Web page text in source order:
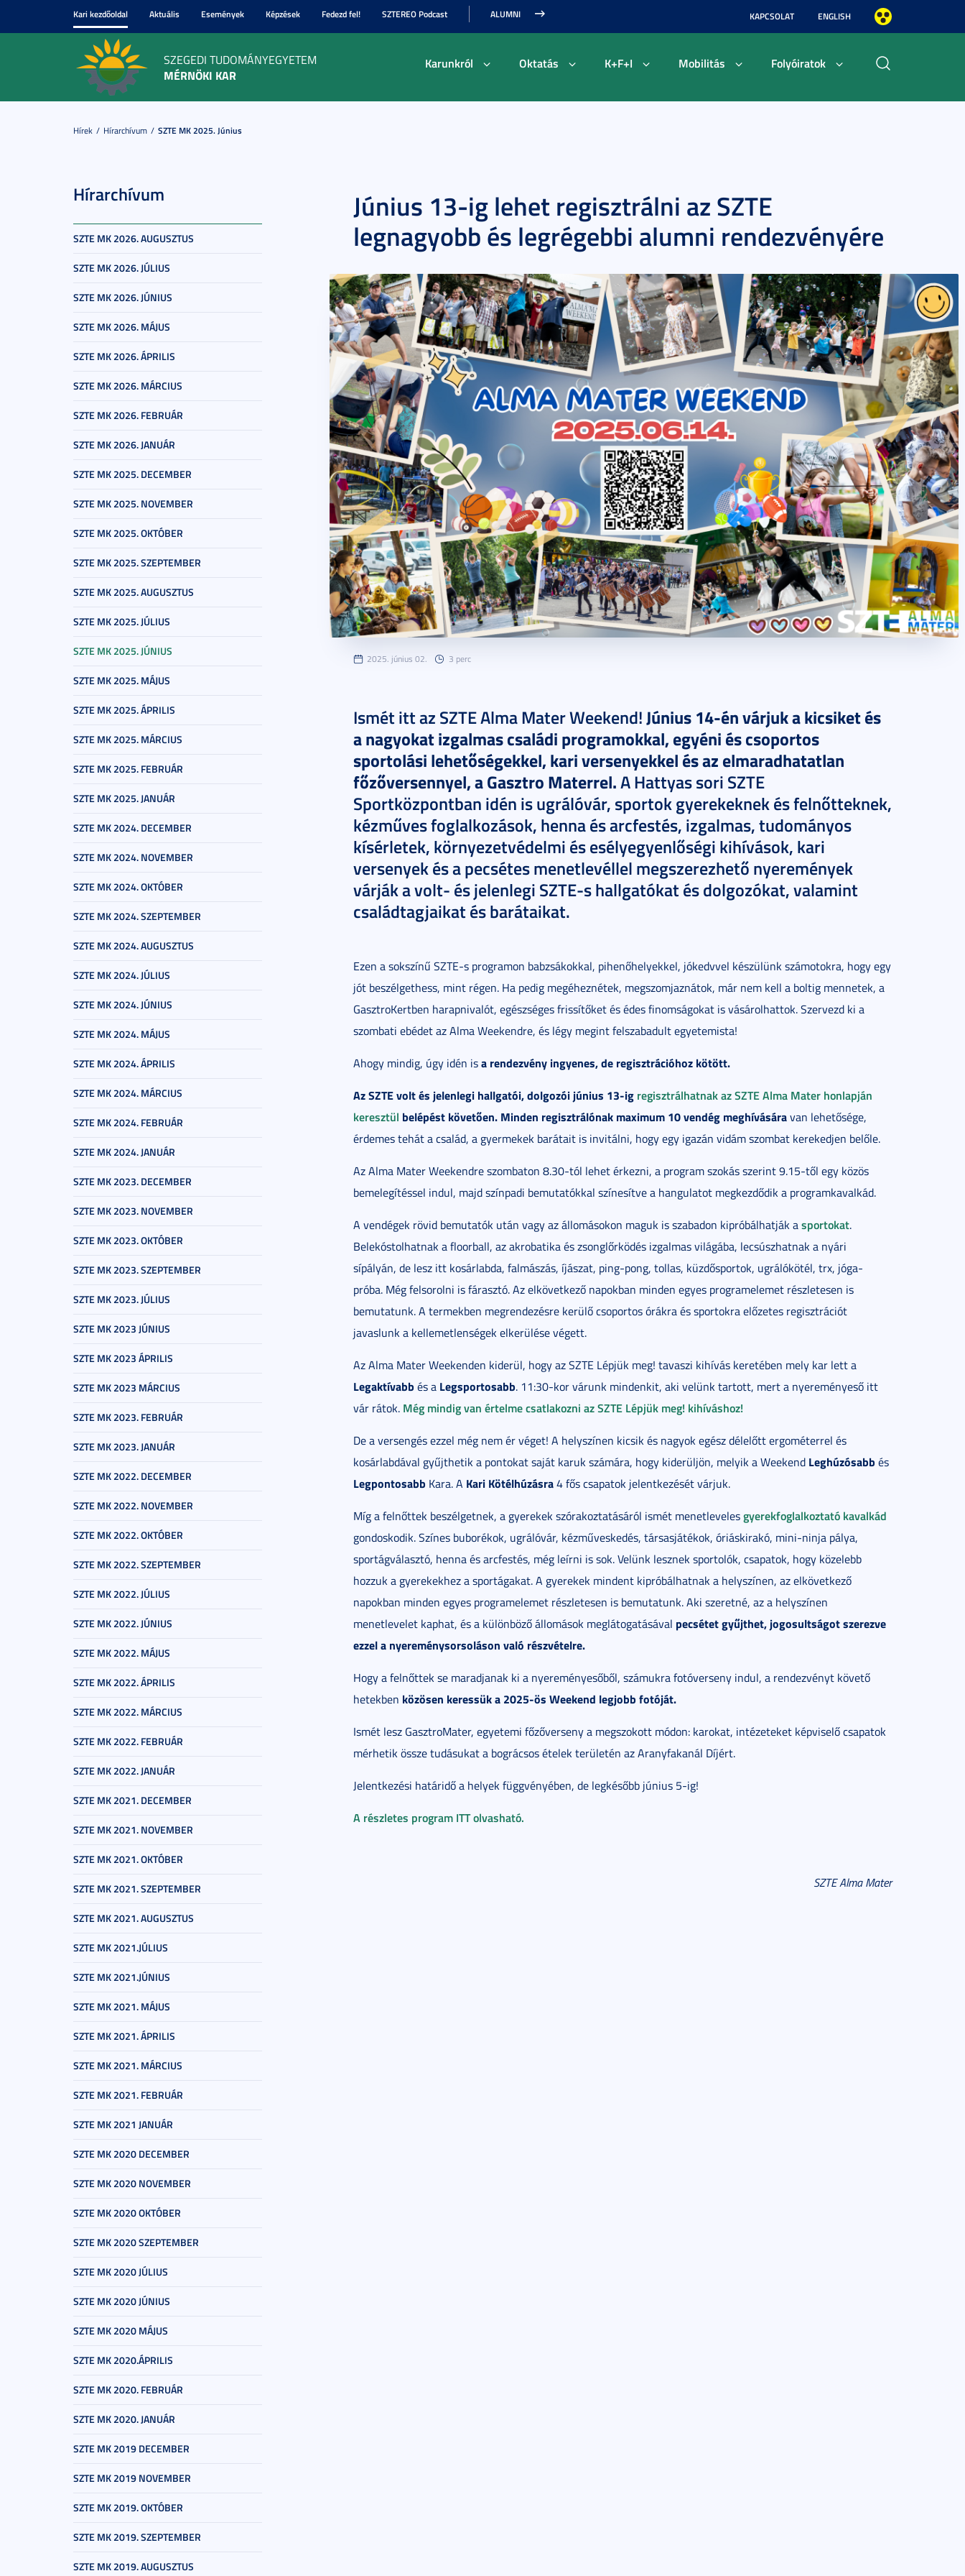
Kari kezdőoldal Aktuális Események Képzések Fedezd fel! SZTEREO Podcast ALUMNI KAPCSOLAT ENGLISH
SZEGEDI TUDOMÁNYEGYETEM
MÉRNÖKI KAR
Karunkról Oktatás K+F+I Mobilitás Folyóiratok
Hírek Hírarchívum SZTE MK 2025. Június
Hírarchívum
SZTE MK 2026. AUGUSZTUS
SZTE MK 2026. JÚLIUS
SZTE MK 2026. JÚNIUS
SZTE MK 2026. MÁJUS
SZTE MK 2026. ÁPRILIS
SZTE MK 2026. MÁRCIUS
SZTE MK 2026. FEBRUÁR
SZTE MK 2026. JANUÁR
SZTE MK 2025. DECEMBER
SZTE MK 2025. NOVEMBER
SZTE MK 2025. OKTÓBER
SZTE MK 2025. SZEPTEMBER
SZTE MK 2025. AUGUSZTUS
SZTE MK 2025. JÚLIUS
SZTE MK 2025. JÚNIUS
SZTE MK 2025. MÁJUS
SZTE MK 2025. ÁPRILIS
SZTE MK 2025. MÁRCIUS
SZTE MK 2025. FEBRUÁR
SZTE MK 2025. JANUÁR
SZTE MK 2024. DECEMBER
SZTE MK 2024. NOVEMBER
SZTE MK 2024. OKTÓBER
SZTE MK 2024. SZEPTEMBER
SZTE MK 2024. AUGUSZTUS
SZTE MK 2024. JÚLIUS
SZTE MK 2024. JÚNIUS
SZTE MK 2024. MÁJUS
SZTE MK 2024. ÁPRILIS
SZTE MK 2024. MÁRCIUS
SZTE MK 2024. FEBRUÁR
SZTE MK 2024. JANUÁR
SZTE MK 2023. DECEMBER
SZTE MK 2023. NOVEMBER
SZTE MK 2023. OKTÓBER
SZTE MK 2023. SZEPTEMBER
SZTE MK 2023. JÚLIUS
SZTE MK 2023 JÚNIUS
SZTE MK 2023 ÁPRILIS
SZTE MK 2023 MÁRCIUS
SZTE MK 2023. FEBRUÁR
SZTE MK 2023. JANUÁR
SZTE MK 2022. DECEMBER
SZTE MK 2022. NOVEMBER
SZTE MK 2022. OKTÓBER
SZTE MK 2022. SZEPTEMBER
SZTE MK 2022. JÚLIUS
SZTE MK 2022. JÚNIUS
SZTE MK 2022. MÁJUS
SZTE MK 2022. ÁPRILIS
SZTE MK 2022. MÁRCIUS
SZTE MK 2022. FEBRUÁR
SZTE MK 2022. JANUÁR
SZTE MK 2021. DECEMBER
SZTE MK 2021. NOVEMBER
SZTE MK 2021. OKTÓBER
SZTE MK 2021. SZEPTEMBER
SZTE MK 2021. AUGUSZTUS
SZTE MK 2021.JÚLIUS
SZTE MK 2021.JÚNIUS
SZTE MK 2021. MÁJUS
SZTE MK 2021. ÁPRILIS
SZTE MK 2021. MÁRCIUS
SZTE MK 2021. FEBRUÁR
SZTE MK 2021 JANUÁR
SZTE MK 2020 DECEMBER
SZTE MK 2020 NOVEMBER
SZTE MK 2020 OKTÓBER
SZTE MK 2020 SZEPTEMBER
SZTE MK 2020 JÚLIUS
SZTE MK 2020 JÚNIUS
SZTE MK 2020 MÁJUS
SZTE MK 2020.ÁPRILIS
SZTE MK 2020. FEBRUÁR
SZTE MK 2020. JANUÁR
SZTE MK 2019 DECEMBER
SZTE MK 2019 NOVEMBER
SZTE MK 2019. OKTÓBER
SZTE MK 2019. SZEPTEMBER
SZTE MK 2019. AUGUSZTUS
Június 13-ig lehet regisztrálni az SZTE
legnagyobb és legrégebbi alumni rendezvényére
2025. június 02. 3 perc
Ismét itt az SZTE Alma Mater Weekend!Június 14-én várjuk a kicsiket és
a nagyokat izgalmas családi programokkal, egyéni és csoportos
sportolási lehetőségekkel, kari versenyekkel és az elmaradhatatlan
főzőversennyel, a Gasztro Materrel.A Hattyas sori SZTE
Sportközpontban idén is ugrálóvár, sportok gyerekeknek és felnőtteknek,
kézműves foglalkozások, henna és arcfestés, izgalmas, tudományos
kísérletek, környezetvédelmi és esélyegyenlőségi kihívások, kari
versenyek és a pecsétes menetlevéllel megszerezhető nyeremények
várják a volt- és jelenlegi SZTE-s hallgatókat és dolgozókat, valamint
családtagjaikat és barátaikat.
Ezen a sokszínű SZTE-s programon babzsákokkal, pihenőhelyekkel, jókedvvel készülünk számotokra, hogy egy
jót beszélgethess, mint régen. Ha pedig megéheznétek, megszomjaznátok, már nem kell a boltig mennetek, a
GasztroKertben harapnivalót, egészséges frissítőket és édes finomságokat is vásárolhattok. Szervezd ki a
szombati ebédet az Alma Weekendre, és légy megint felszabadult egyetemista!
Ahogy mindig, úgy idén isa rendezvény ingyenes, de regisztrációhoz kötött.
Az SZTE volt és jelenlegi hallgatói, dolgozói június 13-ig regisztrálhatnak az SZTE Alma Mater honlapján
keresztül belépést követően. Minden regisztrálónak maximum 10 vendég meghívásáravan lehetősége,
érdemes tehát a család, a gyermekek barátait is invitálni, hogy egy igazán vidám szombat kerekedjen belőle.
Az Alma Mater Weekendre szombaton 8.30-tól lehet érkezni, a program szokás szerint 9.15-től egy közös
bemelegítéssel indul, majd színpadi bemutatókkal színesítve a hangulatot megkezdődik a programkavalkád.
A vendégek rövid bemutatók után vagy az állomásokon maguk is szabadon kipróbálhatják asportokat.
Belekóstolhatnak a floorball, az akrobatika és zsonglőrködés izgalmas világába, lecsúszhatnak a nyári
sípályán, de lesz itt kosárlabda, falmászás, íjászat, ping-pong, tollas, küzdősportok, ugrálókötél, trx, jóga-
próba. Még felsorolni is fárasztó. Az elkövetkező napokban minden egyes programelemet részletesen is
bemutatunk. A termekben megrendezésre kerülő csoportos órákra és sportokra előzetes regisztrációt
javaslunk a kellemetlenségek elkerülése végett.
Az Alma Mater Weekenden kiderül, hogy az SZTE Lépjük meg! tavaszi kihívás keretében mely kar lett a
Legaktívabb és a Legsportosabb. 11:30-kor várunk mindenkit, aki velünk tartott, mert a nyereményeső itt
vár rátok. Még mindig van értelme csatlakozni az SZTE Lépjük meg! kihíváshoz!
De a versengés ezzel még nem ér véget! A helyszínen kicsik és nagyok egész délelőtt ergométerrel és
kosárlabdával gyűjthetik a pontokat saját karuk számára, hogy kiderüljön, melyik a Weekend Leghúzósabb és
Legpontosabb Kara. A Kari Kötélhúzásra4 fős csapatok jelentkezését várjuk.
Míg a felnőttek beszélgetnek, a gyerekek szórakoztatásáról ismét menetlevelesgyerekfoglalkoztató kavalkád
gondoskodik. Színes buborékok, ugrálóvár, kézműveskedés, társasjátékok, óriáskirakó, mini-ninja pálya,
sportágválasztó, henna és arcfestés, még leírni is sok. Velünk lesznek sportolók, csapatok, hogy közelebb
hozzuk a gyerekekhez a sportágakat. A gyerekek mindent kipróbálhatnak a helyszínen, az elkövetkező
napokban minden egyes programelemet részletesen is bemutatunk. Aki szeretné, az a helyszínen
menetlevelet kaphat, és a különböző állomások meglátogatásával pecsétet gyűjthet, jogosultságot szerezve
ezzel a nyereménysorsoláson való részvételre.
Hogy a felnőttek se maradjanak ki a nyereményesőből, számukra fotóverseny indul, a rendezvényt követő
hetekben közösen keressük a 2025-ös Weekend legjobb fotóját.
Ismét lesz GasztroMater, egyetemi főzőverseny a megszokott módon: karokat, intézeteket képviselő csapatok
mérhetik össze tudásukat a bográcsos ételek területén az Aranyfakanál Díjért.
Jelentkezési határidő a helyek függvényében, de legkésőbb június 5-ig!
A részletes program ITT olvasható.
SZTE Alma Mater